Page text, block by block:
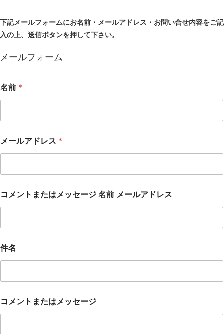
下記メールフォームにお名前・メールアドレス・お問い合せ内容をご記
入の上、送信ボタンを押して下さい。
メールフォーム
名前 *
メールアドレス *
コメントまたはメッセージ 名前 メールアドレス
件名
コメントまたはメッセージ